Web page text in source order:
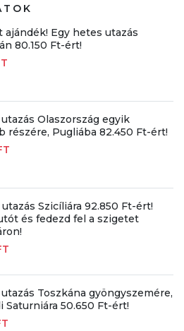
ajándék! Egy hetes utazás
80.150 Ft-ért!
Olaszország egyik
részére, Pugliába 82.450 Ft-ért!
Szicíliára 92.850 Ft-ért!
és fedezd fel a szigetet
Toszkána gyöngyszemére,
Saturniára 50.650 Ft-ért!